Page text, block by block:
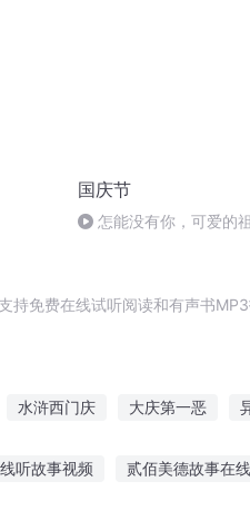
国庆节
怎能没有你，可爱的
免费在线试听阅读和有声书MP3
水浒西门庆 大庆第一恶
听故事视频 贰佰美德故事在